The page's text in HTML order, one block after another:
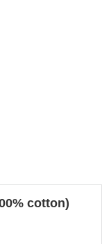
cotton)